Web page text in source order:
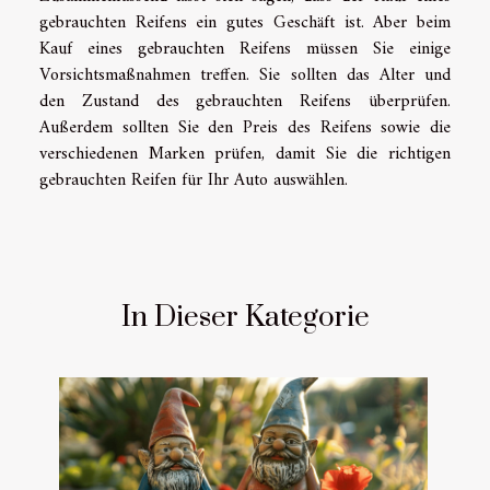
gebrauchten Reifens ein gutes Geschäft ist. Aber beim
Kauf eines gebrauchten Reifens müssen Sie einige
Vorsichtsmaßnahmen treffen. Sie sollten das Alter und
den Zustand des gebrauchten Reifens überprüfen.
Außerdem sollten Sie den Preis des Reifens sowie die
verschiedenen Marken prüfen, damit Sie die richtigen
gebrauchten Reifen für Ihr Auto auswählen.
In Dieser Kategorie